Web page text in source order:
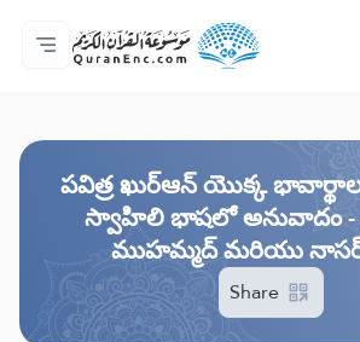
ప్రధాన పేజీ
అనువాదాల విషయసూచిక
Audio
డెవలపర్ల సేవలు - API
ప్రాజెక్ట్ గురించి
మమ్ముల్ని సంప్రదించండి
భాష
పవిత్ర ఖుర్ఆన్ యొక్క
స్వాహిలి భాషలో అనువాదం -
ముహమ్మద్ మరియు
Share